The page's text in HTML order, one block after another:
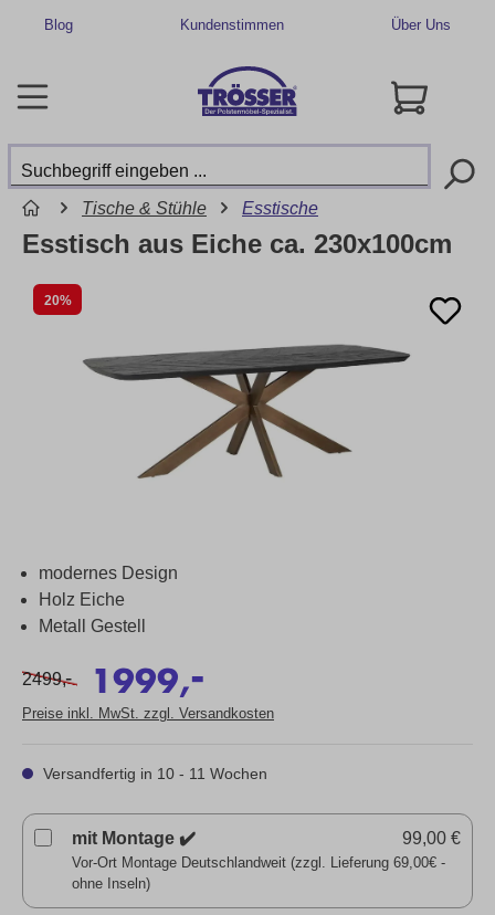
Blog Kundenstimmen Über Uns
Tische & Stühle Esstische
20%
Esstisch aus Eiche ca. 230x100cm
modernes Design
Holz Eiche
Metall Gestell
2499,- 1999,
-
Preise inkl. MwSt. zzgl. Versandkosten
Versandfertig in 10 - 11 Wochen
mit Montage ✔️
Vor-Ort Montage Deutschlandweit (zzgl. Lieferung 69,00€ -
ohne Inseln)
99,00 €